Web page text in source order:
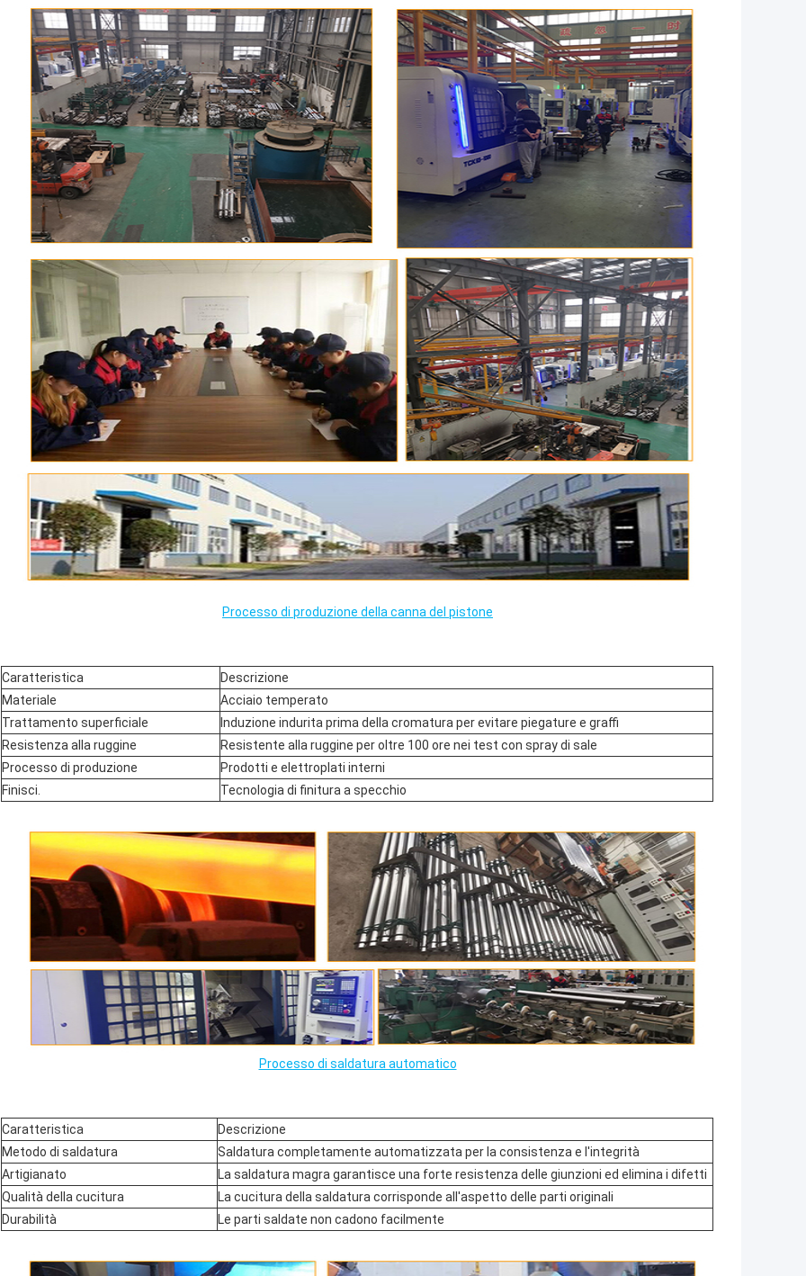
Processo di produzione della canna del pistone
Caratteristica
Descrizione
Materiale
Acciaio temperato
Trattamento superficiale
Induzione indurita prima della cromatura per evitare piegature e graffi
Resistenza alla ruggine
Resistente alla ruggine per oltre 100 ore nei test con spray di sale
Processo di produzione
Prodotti e elettroplati interni
Finisci.
Tecnologia di finitura a specchio
Processo di saldatura automatico
Caratteristica
Descrizione
Metodo di saldatura
Saldatura completamente automatizzata per la consistenza e l'integrità
Artigianato
La saldatura magra garantisce una forte resistenza delle giunzioni ed elimina i difetti
Qualità della cucitura
La cucitura della saldatura corrisponde all'aspetto delle parti originali
Durabilità
Le parti saldate non cadono facilmente